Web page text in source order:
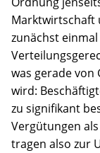
Marktwirtschaft
zunächst
was gerade
wird:
zu signifikant
Vergütungen
tragen also zur